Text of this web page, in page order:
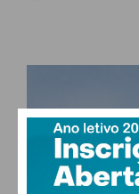
capacidade de
Penafiel é
gastronómico”.
Segundo o
restauração de
16°